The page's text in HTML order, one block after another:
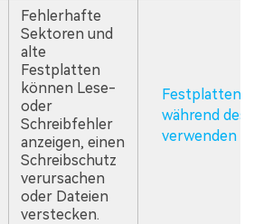
Fehlerhafte
Sektoren und
alte
Festplatten
können Lese-
oder
Schreibfehler
anzeigen, einen
Schreibschutz
verursachen
oder Dateien
verstecken.
während des
verwenden